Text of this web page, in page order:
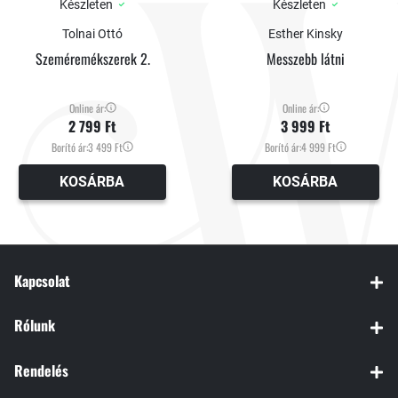
Készleten
Tolnai Ottó
Szeméremékszerek 2.
Online ár:
2 799 Ft
Borító ár:3 499 Ft
KOSÁRBA
Készleten
Esther Kinsky
Messzebb látni
Online ár:
3 999 Ft
Borító ár:4 999 Ft
KOSÁRBA
Kapcsolat
Rólunk
Rendelés